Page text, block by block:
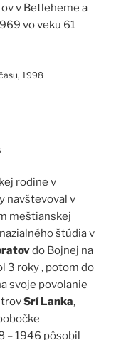
v Betleheme a
vo veku 61
1998
rodine v
navštevoval v
meštianskej
štúdia v
do Bojnej na
3 roky , potom do
svoje povolanie
Srí Lanka,
– 1946 pôsobil